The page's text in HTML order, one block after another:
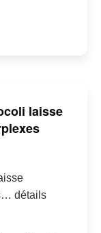
laisse
détails